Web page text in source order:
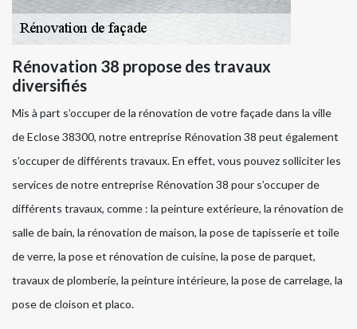
Rénovation 38 propose des travaux
diversifiés
Mis à part s’occuper de la rénovation de votre façade dans la ville
de Eclose 38300, notre entreprise Rénovation 38 peut également
s’occuper de différents travaux. En effet, vous pouvez solliciter les
services de notre entreprise Rénovation 38 pour s’occuper de
différents travaux, comme : la peinture extérieure, la rénovation de
salle de bain, la rénovation de maison, la pose de tapisserie et toile
de verre, la pose et rénovation de cuisine, la pose de parquet,
travaux de plomberie, la peinture intérieure, la pose de carrelage, la
pose de cloison et placo.